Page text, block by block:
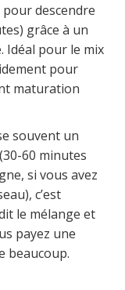
pour descendre
grâce à un
Idéal pour le mix
pour
maturation
souvent un
60 minutes
si vous avez
c’est
le mélange et
payez une
beaucoup.